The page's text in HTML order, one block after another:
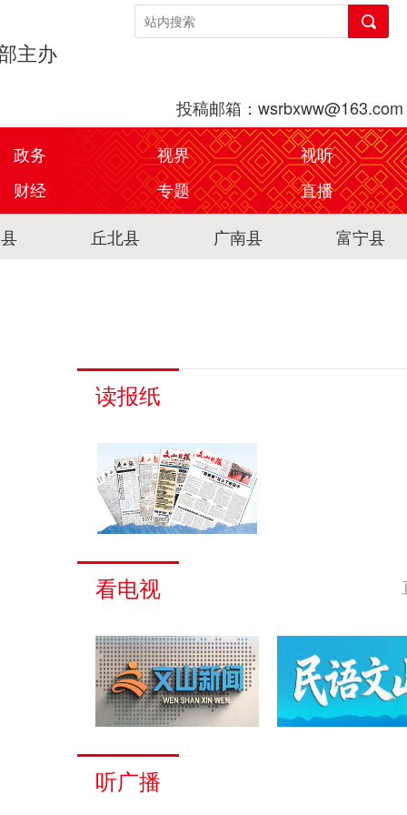
主办
投稿邮箱：wsrbxww@163.com
政务
视界
视听
财经
专题
直播
丘北县 广南县 富宁县
读报纸
看电视
听广播